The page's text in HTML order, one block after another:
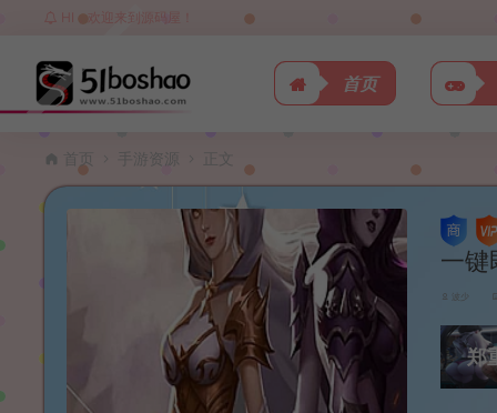
HI，欢迎来到源码屋！
首页
首页 手游资源 正文
一键
波少
郑